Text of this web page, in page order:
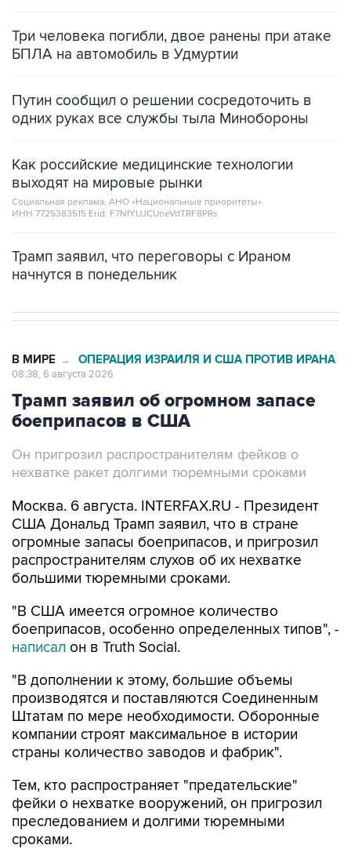
Три человека погибли, двое ранены при атаке
БПЛА на автомобиль в Удмуртии
Путин сообщил о решении сосредоточить в
одних руках все службы тыла Минобороны
Как российские медицинские технологии
выходят на мировые рынки
Социальная реклама, АНО «Национальные приоритеты».
ИНН 7725383515 Erid: F7NfYUJCUneVdTRF8PRs
Трамп заявил, что переговоры с Ираном
начнутся в понедельник
В МИРЕ → ОПЕРАЦИЯ ИЗРАИЛЯ И США ПРОТИВ ИРАНА
08:38, 6 августа 2026
Трамп заявил об огромном запасе
боеприпасов в США
Он пригрозил распространителям фейков о
нехватке ракет долгими тюремными сроками
Москва. 6 августа. INTERFAX.RU - Президент
США Дональд Трамп заявил, что в стране
огромные запасы боеприпасов, и пригрозил
распространителям слухов об их нехватке
большими тюремными сроками.
"В США имеется огромное количество
боеприпасов, особенно определенных типов", -
написал он в Truth Social.
"В дополнении к этому, большие объемы
производятся и поставляются Соединенным
Штатам по мере необходимости. Оборонные
компании строят максимальное в истории
страны количество заводов и фабрик".
Тем, кто распространяет "предательские"
фейки о нехватке вооружений, он пригрозил
преследованием и долгими тюремными
сроками.